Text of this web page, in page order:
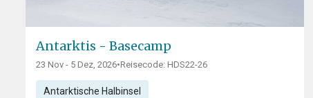
Antarktis - Basecamp
23 Nov - 5 Dez, 2026•Reisecode: HDS22-26
Antarktische Halbinsel